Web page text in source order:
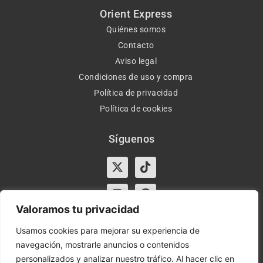
Valoramos tu privacidad
Usamos cookies para mejorar su experiencia de
navegación, mostrarle anuncios o contenidos
personalizados y analizar nuestro tráfico. Al hacer clic en
Orient Express
Quiénes somos
Contacto
Aviso legal
Condiciones de uso y compra
Política de privacidad
Política de cookies
Síguenos
X-
twitter
Tiktok
InstagramFacebook
Horario:
Lun-Vie de 10:00-13:30 y 17:00-20:00 – Sáb de